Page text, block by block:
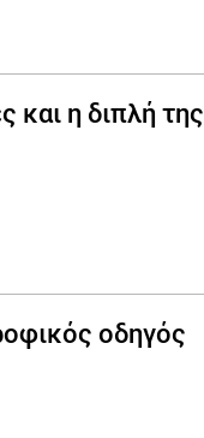
και η διπλή της
οδηγός